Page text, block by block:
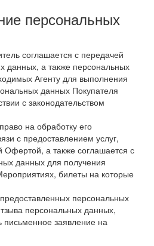
персональных
соглашается с передачей
данных, а также персональных
Агенту для выполнения
данных Покупателя
с законодательством
на обработку его
с предоставлением услуг,
а также соглашается с
данных для получения
билеты на которые
персональных
персональных данных,
письменное заявление на